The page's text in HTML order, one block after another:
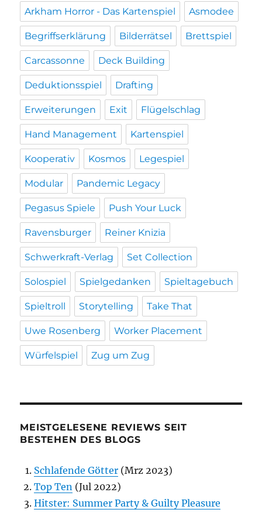
Arkham Horror - Das Kartenspiel Asmodee
Begriffserklärung Bilderrätsel Brettspiel
Carcassonne Deck Building
Deduktionsspiel Drafting
Erweiterungen Exit Flügelschlag
Hand Management Kartenspiel
Kooperativ Kosmos Legespiel
Modular Pandemic Legacy
Pegasus Spiele Push Your Luck
Ravensburger Reiner Knizia
Schwerkraft-Verlag Set Collection
Solospiel Spielgedanken Spieltagebuch
Spieltroll Storytelling Take That
Uwe Rosenberg Worker Placement
Würfelspiel Zug um Zug
MEISTGELESENE REVIEWS SEIT
BESTEHEN DES BLOGS
Schlafende Götter (Mrz 2023)
Top Ten (Jul 2022)
Hitster: Summer Party & Guilty Pleasure